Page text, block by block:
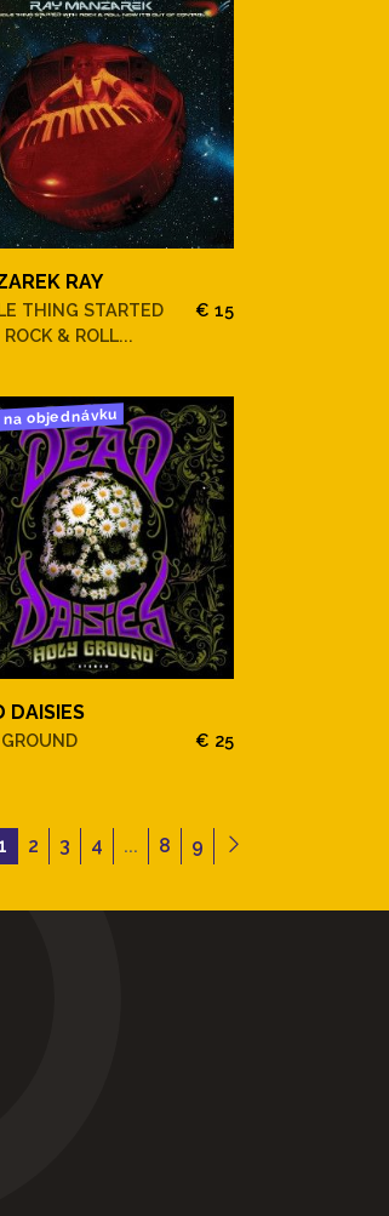
RAY
THING STARTED
& ROLL...
€ 15
na objednávku
DAISIES
€ 25
2 3 4 ... 8 9